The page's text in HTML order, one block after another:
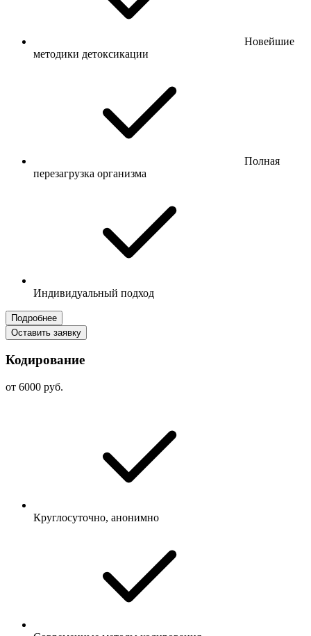
Новейшие
методики детоксикации
Полная
перезагрузка организма
Индивидуальный подход
Подробнее
Оставить заявку
Кодирование
от 6000 руб.
Круглосуточно, анонимно